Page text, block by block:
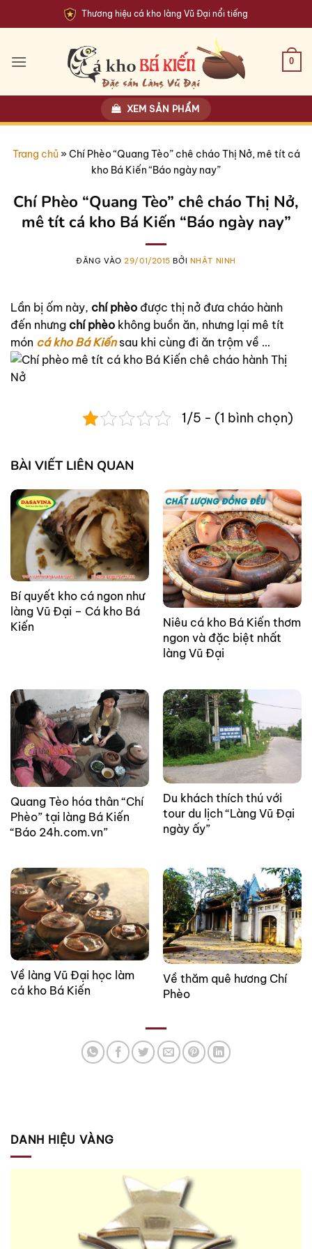
qua
dung
Thương hiệu cá kho làng Vũ Đại nổi tiếng
0
XEM SẢN PHẨM
Trang chủ»Chí Phèo “Quang Tèo” chê cháo Thị Nở, mê tít cá
kho Bá Kiến “Báo ngày nay”
Chí Phèo “Quang Tèo” chê cháo Thị Nở,
mê tít cá kho Bá Kiến “Báo ngày nay”
ĐĂNG VÀO 29/01/2015 BỞI NHẬT NINH
Lần bị ốm này, chí phèo được thị nở đưa cháo hành
đến nhưng chí phèo không buồn ăn, nhưng lại mê tít
món cá kho Bá Kiếnsau khi cùng đi ăn trộm về …
1/5 - (1 bình chọn)
BÀI VIẾT LIÊN QUAN
Bí quyết kho cá ngon như
làng Vũ Đại – Cá kho Bá
Kiến
Niêu cá kho Bá Kiến thơm
ngon và đặc biệt nhất
làng Vũ Đại
Quang Tèo hóa thân “Chí
Phèo” tại làng Bá Kiến
“Báo 24h.com.vn”
Du khách thích thú với
tour du lịch “Làng Vũ Đại
ngày ấy”
Về làng Vũ Đại học làm
cá kho Bá Kiến
Về thăm quê hương Chí
Phèo
DANH HIỆU VÀNG